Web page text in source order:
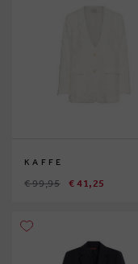
KAFFE
€ 99,95 € 41,25